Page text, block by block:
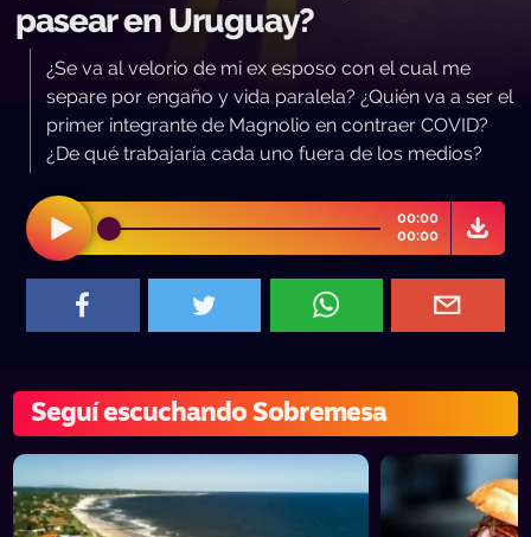
pasear en Uruguay?
¿Se va al velorio de mi ex esposo con el cual me
separe por engaño y vida paralela? ¿Quién va a ser el
primer integrante de Magnolio en contraer COVID?
¿De qué trabajaría cada uno fuera de los medios?
00:00
00:00
Seguí escuchando Sobremesa